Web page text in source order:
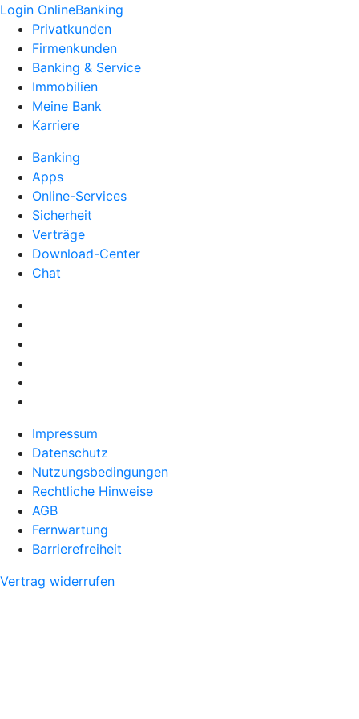
Login OnlineBanking
Privatkunden
Firmenkunden
Banking & Service
Immobilien
Meine Bank
Karriere
Banking
Apps
Online-Services
Sicherheit
Verträge
Download-Center
Chat
Impressum
Datenschutz
Nutzungsbedingungen
Rechtliche Hinweise
AGB
Fernwartung
Barrierefreiheit
Vertrag widerrufen